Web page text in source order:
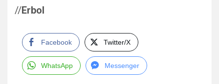
//Erbol
Facebook Twitter/X
WhatsApp Messenger